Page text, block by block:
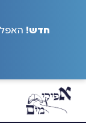
חדש!